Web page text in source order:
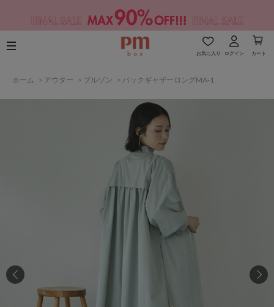
お気に入り ログイン カート
ホーム > アウター > ブルゾン > バックギャザーロングMA-1